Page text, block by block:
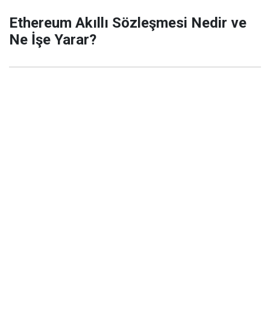
Ethereum Akıllı Sözleşmesi Nedir ve
Ne İşe Yarar?